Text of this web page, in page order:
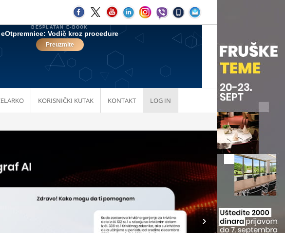
KORISNIČKI KUTAK KONTAKT LOG IN